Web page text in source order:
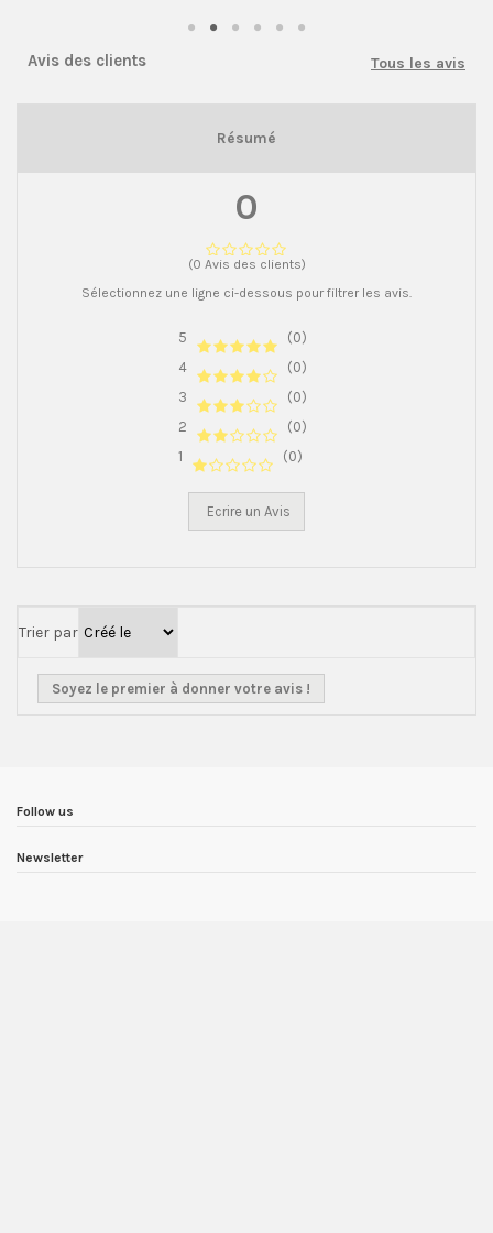
Avis des clients Tous les avis
Résumé
0
(0 Avis des clients)
Sélectionnez une ligne ci-dessous pour filtrer les avis.
5
(0)
4
(0)
3
(0)
2
(0)
1
(0)
Ecrire un Avis
Trier par
Soyez le premier à donner votre avis !
Follow us
Newsletter